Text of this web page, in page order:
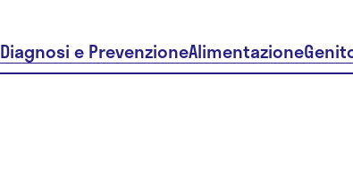
Diagnosi e PrevenzioneAlimentazione